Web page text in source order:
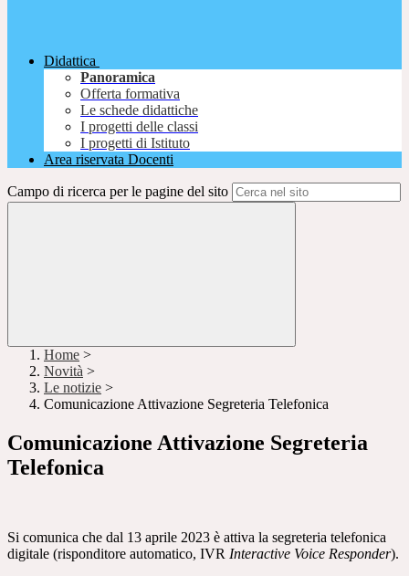
Didattica
Panoramica
Offerta formativa
Le schede didattiche
I progetti delle classi
I progetti di Istituto
Area riservata Docenti
Campo di ricerca per le pagine del sito
Home >
Novità >
Le notizie >
Comunicazione Attivazione Segreteria Telefonica
Comunicazione Attivazione Segreteria
Telefonica
Si comunica che dal 13 aprile 2023 è attiva la segreteria telefonica
digitale (risponditore automatico, IVR Interactive Voice Responder).